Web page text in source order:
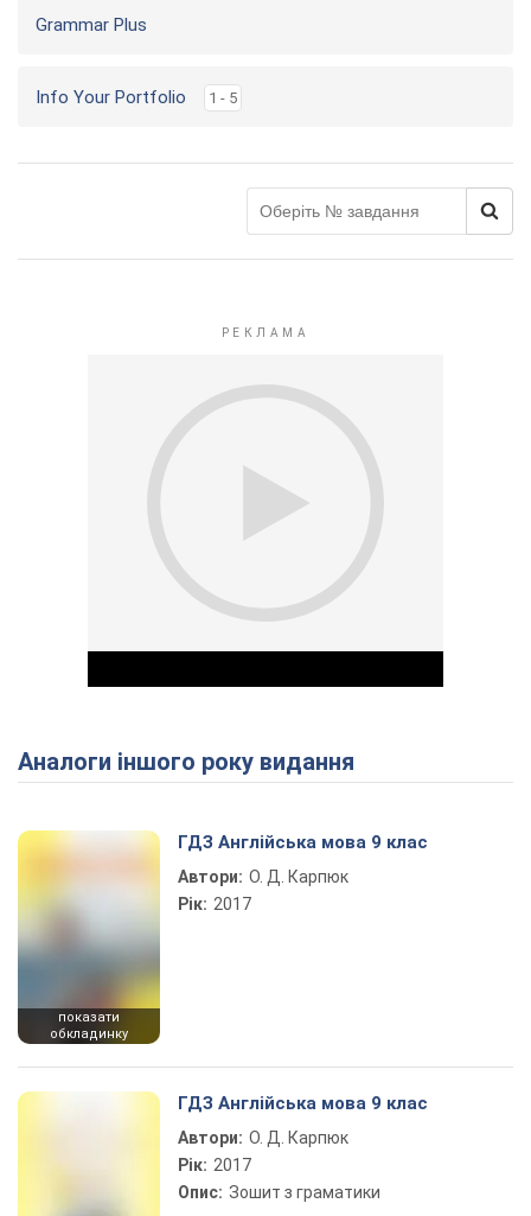
Grammar Plus
Info Your Portfolio 1 - 5
Play Video
Аналоги іншого року видання
показати
обкладинку
ГДЗ Англійська мова 9 клас
Автори: О. Д. Карпюк
Рік: 2017
ГДЗ Англійська мова 9 клас
Автори: О. Д. Карпюк
Рік: 2017
Опис: Зошит з граматики